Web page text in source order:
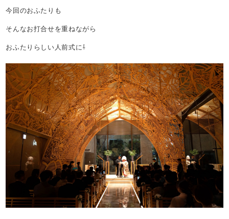
今回のおふたりも
そんなお打合せを重ねながら
おふたりらしい人前式に⇩